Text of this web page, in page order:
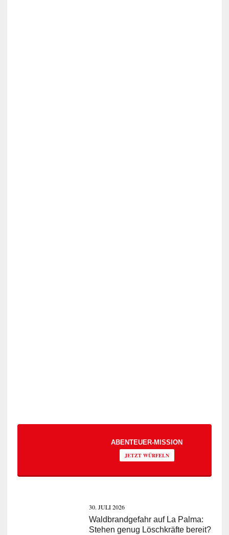
ABENTEUER-MISSION
JETZT WÜRFELN
30. JULI 2026
Waldbrandgefahr auf La Palma:
Stehen genug Löschkräfte bereit?